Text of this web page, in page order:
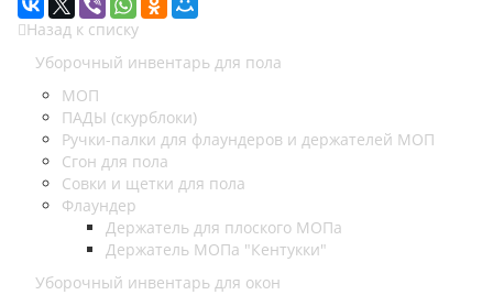
Назад к списку
Уборочный инвентарь для пола
МОП
ПАДЫ (скурблоки)
Ручки-палки для флаундеров и держателей МОП
Сгон для пола
Совки и щетки для пола
Флаундер
Держатель для плоского МОПа
Держатель МОПа "Кентукки"
Уборочный инвентарь для окон